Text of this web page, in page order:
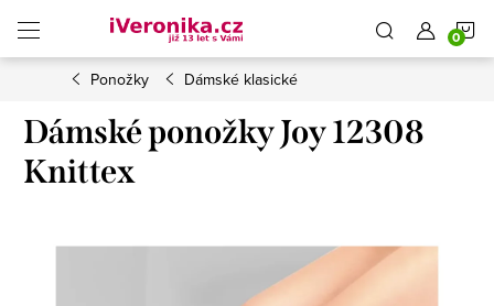
obsah
Ponožky Dámské klasické
Dámské ponožky Joy 12308
Knittex